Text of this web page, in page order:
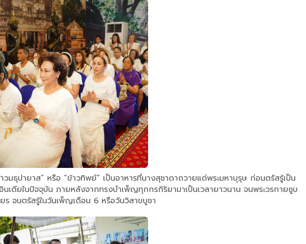
ธุปายาส” หรือ “ข้าวทิพย์” เป็นอาหารที่นางสุชาดาถวายแด่พระมหาบุรุษ ก่อนตรัสรู้เป็น
ดียในปัจจุบัน ภายหลังจากทรงบำเพ็ญทุกกรกิริยามาเป็นเวลายาวนาน จนพระวรกายซูบ
ร จนตรัสรู้ในวันเพ็ญเดือน 6 หรือวันวิสาขบูชา